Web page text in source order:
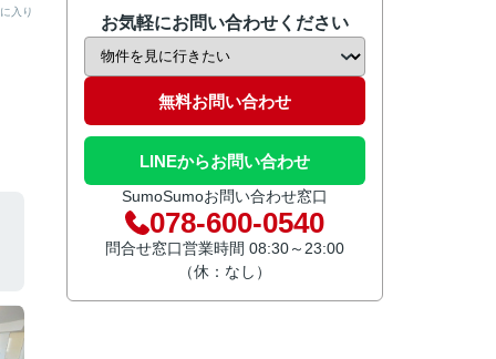
入り
お気軽にお問い合わせください
無料お問い合わせ
LINEからお問い合わせ
SumoSumoお問い合わせ窓口
078-600-0540
問合せ窓口営業時間 08:30～23:00
（休：なし）